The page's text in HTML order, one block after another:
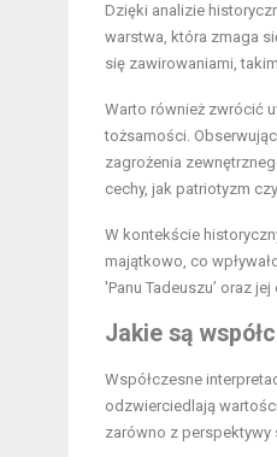
Dzięki analizie
warstwa, która zmaga
się zawirowaniami,
Warto również zwrócić
tożsamości.
zagrożenia
cechy, jak patriotyzm
W kontekście
majątkowo, co
'Panu Tadeuszu’ oraz
Jakie są
Współczesne
odzwierciedlają
zarówno z perspektywy